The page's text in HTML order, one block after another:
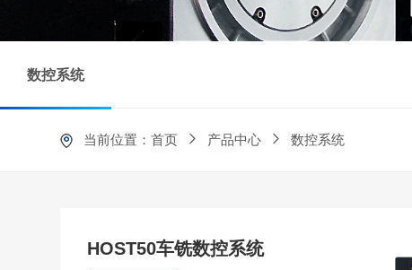
剪切行业
数控系统
当前位置：首页 产品中心 数控系统
HOST50车铣数控系统